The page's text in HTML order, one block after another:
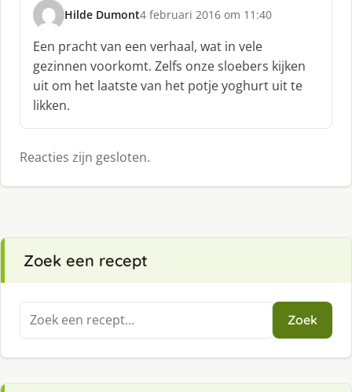
f
:
Hilde Dumont
s
c
h
r
e
e
4 februari 2016 om 11:40
Een pracht van een verhaal, wat in vele
gezinnen voorkomt. Zelfs onze sloebers kijken
uit om het laatste van het potje yoghurt uit te
likken.
Reacties zijn gesloten.
Zoek een recept
Zoeken
naar:
Zoek